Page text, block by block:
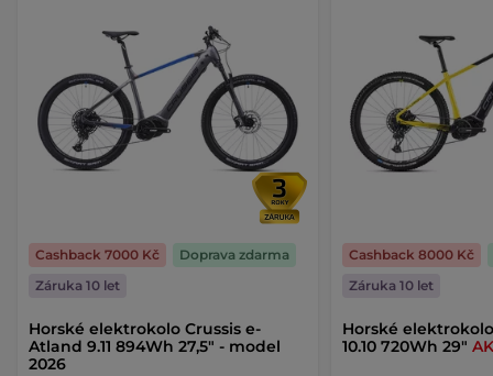
Horské elektrokolo Crussis e-
Atland 9.11 894Wh 27,5" - model
2026
Cashback 7000 Kč
Doprava zdarma
Záruka 10 let
Horské
10.10 720Wh 29"
Cashback 8000 Kč
Záruka 10 let